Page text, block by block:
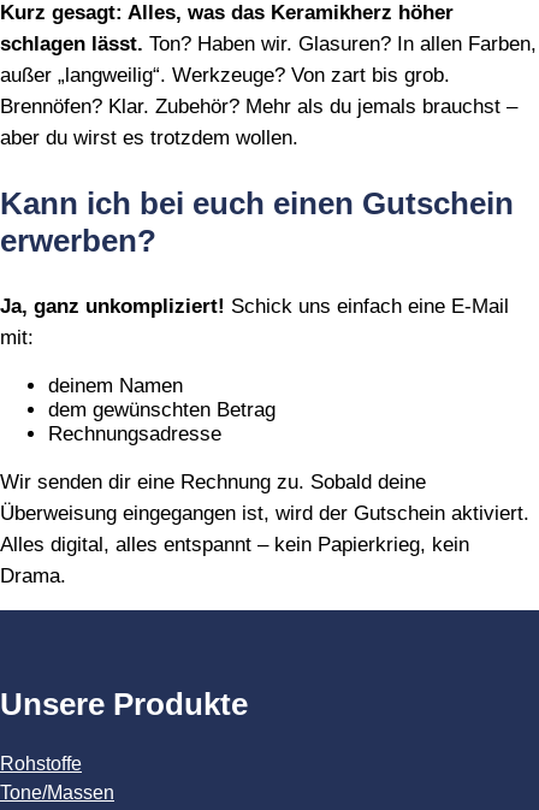
Kurz gesagt: Alles, was das Keramikherz höher
schlagen lässt. Ton? Haben wir. Glasuren? In allen Farben,
außer „langweilig“. Werkzeuge? Von zart bis grob.
Brennöfen? Klar. Zubehör? Mehr als du jemals brauchst –
aber du wirst es trotzdem wollen.
Kann ich bei euch einen Gutschein
erwerben?
Ja, ganz unkompliziert! Schick uns einfach eine E‑Mail
mit:
deinem Namen
dem gewünschten Betrag
Rechnungsadresse
Wir senden dir eine Rechnung zu. Sobald deine
Überweisung eingegangen ist, wird der Gutschein aktiviert.
Alles digital, alles entspannt – kein Papierkrieg, kein
Drama.
Unsere Produkte
Rohstoffe
Tone/Massen